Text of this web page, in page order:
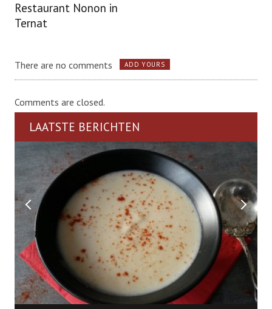
Restaurant Nonon in
Ternat
There are no comments ADD YOURS
Comments are closed.
LAATSTE BERICHTEN